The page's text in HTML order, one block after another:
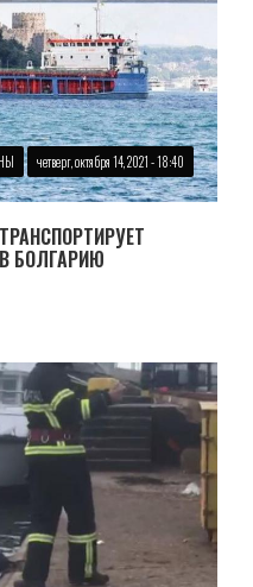
четверг, октября 14, 2021 - 18:40
БОЛГАРИЮ